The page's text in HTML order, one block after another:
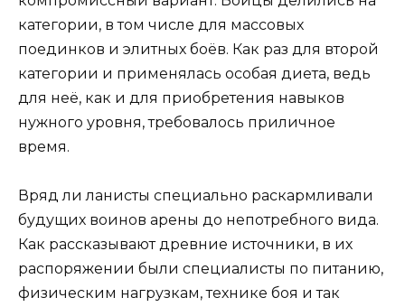
категории, в том числе для массовых
поединков и элитных боёв. Как раз для второй
категории и применялась особая диета, ведь
для неё, как и для приобретения навыков
нужного уровня, требовалось приличное
время.
Вряд ли ланисты специально раскармливали
будущих воинов арены до непотребного вида.
Как рассказывают древние источники, в их
распоряжении были специалисты по питанию,
физическим нагрузкам, технике боя и так